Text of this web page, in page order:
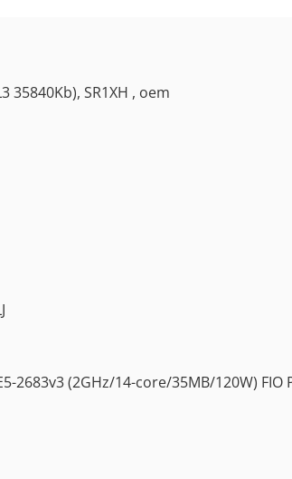
35840Kb), SR1XH , oem
2683v3 (2GHz/14-core/35MB/120W) FIO